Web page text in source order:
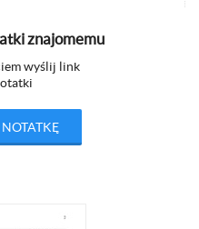
znajomemu
wyślij link
NOTATKĘ